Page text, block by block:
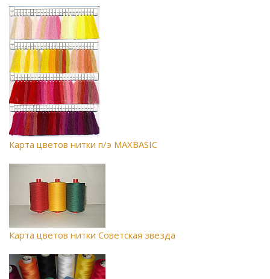
Карта цветов нитки п/э MAXBASIC
Карта цветов нитки Советская звезда